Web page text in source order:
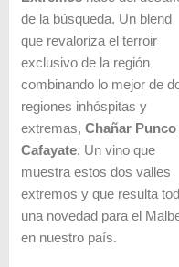
de la búsqueda. Un blend
que revaloriza el terroir
exclusivo de la región
combinando lo mejor de
regiones inhóspitas y
extremas, Chañar Punco
Cafayate. Un vino que
muestra estos dos valles
extremos y que resulta
una novedad para el
en nuestro país.